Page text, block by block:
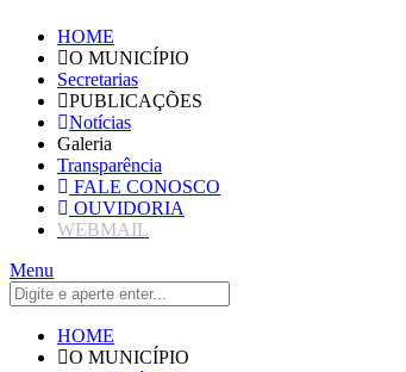
HOME
O MUNICÍPIO
Secretarias
PUBLICAÇÕES
Notícias
Galeria
Transparência
FALE CONOSCO
OUVIDORIA
WEBMAIL
Menu
HOME
O MUNICÍPIO